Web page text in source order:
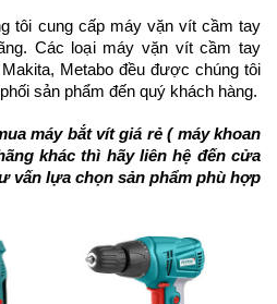
tôi cung cấp máy vặn vít cầm tay
Các loại máy vặn vít cầm tay
Metabo đều được chúng tôi
sản phẩm đến quý khách hàng.
máy bắt vít giá rẻ ( máy khoan
khác thì hãy liên hệ đến cửa
vấn lựa chọn sản phẩm phù hợp